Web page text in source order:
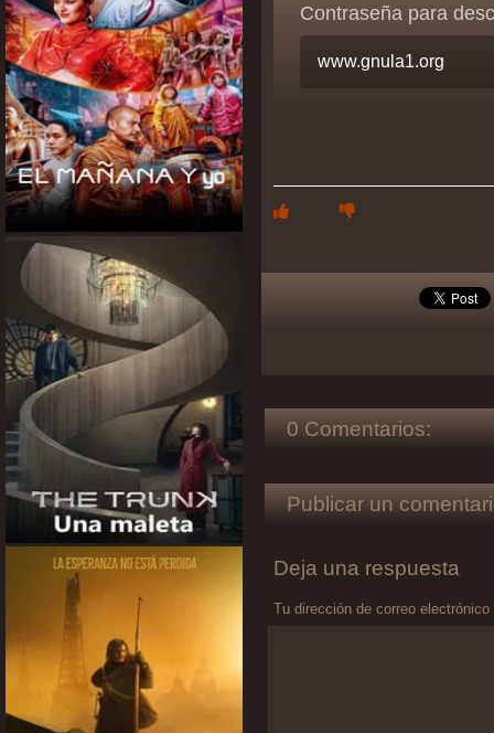
Contraseña para
0 Comentarios:
Publicar un
Deja una respuesta
Tu dirección de correo